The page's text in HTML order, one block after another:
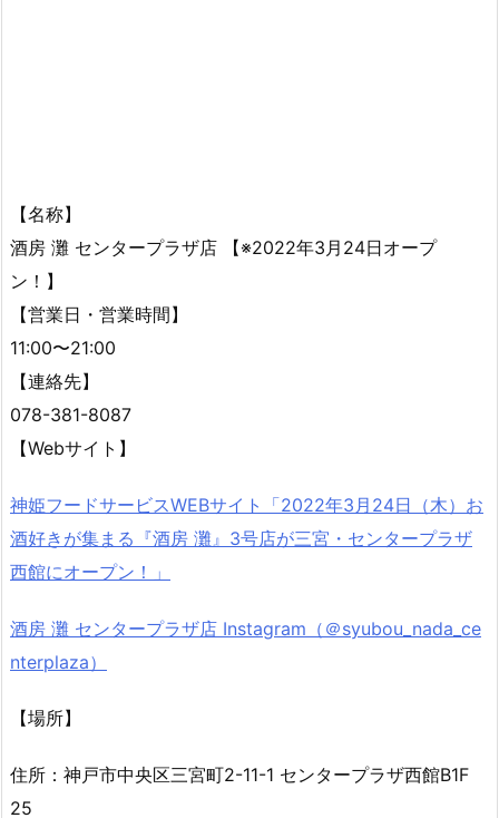
【名称】
酒房 灘 センタープラザ店 【※2022年3月24日オープ
ン！】
【営業日・営業時間】
11:00〜21:00
【連絡先】
078-381-8087
【Webサイト】
神姫フードサービスWEBサイト「2022年3月24日（木）お
酒好きが集まる『酒房 灘』3号店が三宮・センタープラザ
西館にオープン！」
酒房 灘 センタープラザ店 Instagram（＠syubou_nada_ce
nterplaza）
【場所】
住所：神戸市中央区三宮町2-11-1 センタープラザ西館B1F
25